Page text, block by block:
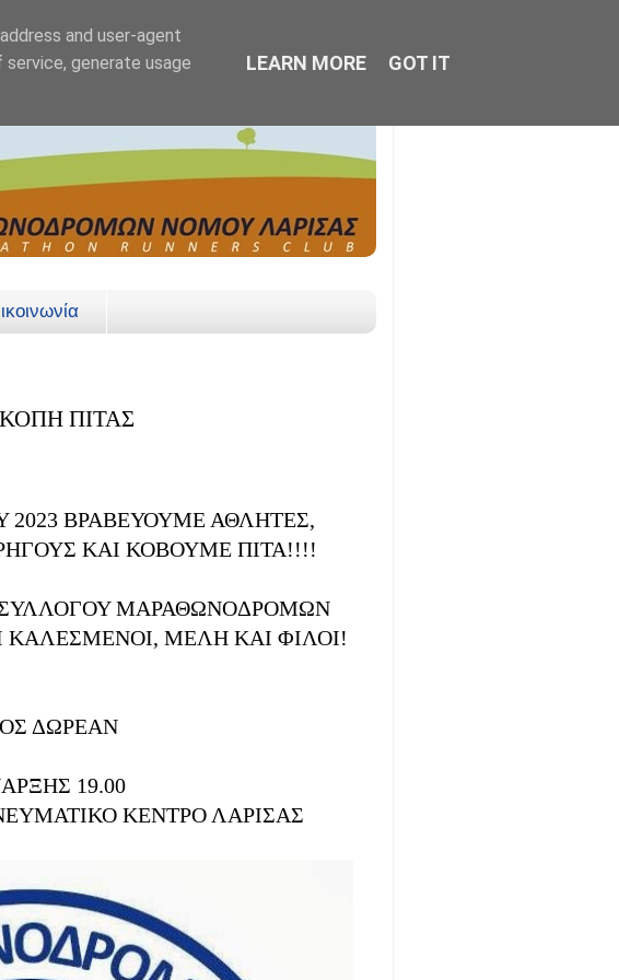
ΠΙΤΑΣ
2023 ΒΡΑΒΕΥΟΥΜΕ ΑΘΛΗΤΕΣ,
ΚΑΙ ΚΟΒΟΥΜΕ ΠΙΤΑ!!!!
ΣΥΛΛΟΓΟΥ ΜΑΡΑΘΩΝΟΔΡΟΜΩΝ
ΚΑΛΕΣΜΕΝΟΙ, ΜΕΛΗ ΚΑΙ ΦΙΛΟΙ!
ΔΩΡΕΑΝ
19.00
ΚΕΝΤΡΟ ΛΑΡΙΣΑΣ
and user-agent
generate usage
LEARN MORE GOT IT